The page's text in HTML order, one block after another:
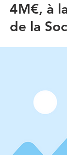
4M€, à
de la